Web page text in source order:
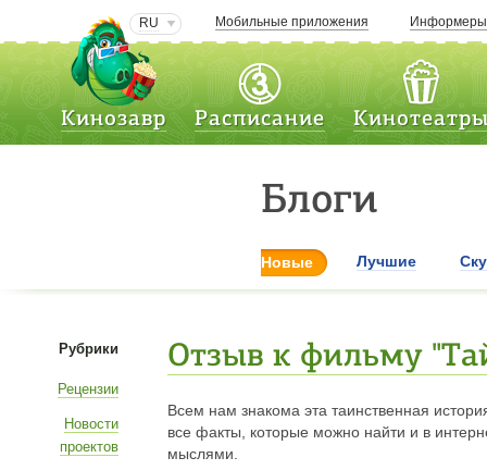
RU Мобильные приложения Информеры
Кинозавр Расписание
Блоги
Новые Лучшие
Рубрики
Рецензии
Новости
проектов
Отзыв к фильму
Всем нам знакома эта таинственная
все факты, которые можно найти и в
мыслями.